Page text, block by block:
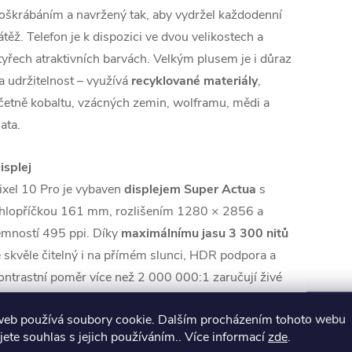
používá soubory cookie. Dalším procházením tohoto webu
souhlas s jejich používáním.. Více informacízde.
a navržený tak, aby vydržel každodenní
Telefon je k dispozici ve dvou velikostech a
atraktivních barvách. Velkým plusem je i důraz
udržitelnost – využívá recyklované materiály,
kobaltu, vzácných zemin, wolframu, mědi a
10 Pro je vybaven displejem Super Actua s
161 mm, rozlišením 1280 × 2856 a
495 ppi. Díky maximálnímu jasu 3 300 nitů
skvěle čitelný i na přímém slunci, HDR podpora a
poměr více než 2 000 000:1 zaručují živé
přináší plynulou obnovovací frekvenci od 1 do
Hz, což zaručuje maximálně hladký chod při